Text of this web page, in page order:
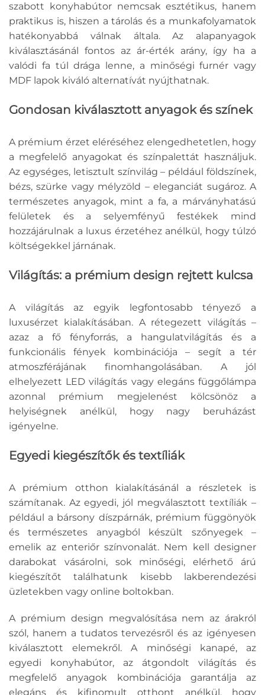
szabott konyhabútor nemcsak esztétikus, hanem
praktikus is, hiszen a tárolás és a munkafolyamatok
hatékonyabbá válnak általa. Az alapanyagok
kiválasztásánál fontos az ár-érték arány, így ha a
valódi fa túl drága lenne, a minőségi furnér vagy
MDF lapok kiváló alternatívát nyújthatnak.
Gondosan kiválasztott anyagok és színek
A prémium érzet eléréséhez elengedhetetlen, hogy
a megfelelő anyagokat és színpalettát használjuk.
Az egységes, letisztult színvilág – például földszínek,
bézs, szürke vagy mélyzöld – eleganciát sugároz. A
természetes anyagok, mint a fa, a márványhatású
felületek és a selyemfényű festékek mind
hozzájárulnak a luxus érzetéhez anélkül, hogy túlzó
költségekkel járnának.
Világítás: a prémium design rejtett kulcsa
A világítás az egyik legfontosabb tényező a
luxusérzet kialakításában. A rétegezett világítás –
azaz a fő fényforrás, a hangulatvilágítás és a
funkcionális fények kombinációja – segít a tér
atmoszférájának finomhangolásában. A jól
elhelyezett LED világítás vagy elegáns függőlámpa
azonnal prémium megjelenést kölcsönöz a
helyiségnek anélkül, hogy nagy beruházást
igényelne.
Egyedi kiegészítők és textíliák
A prémium otthon kialakításánál a részletek is
számítanak. Az egyedi, jól megválasztott textíliák –
például a bársony díszpárnák, prémium függönyök
és természetes anyagból készült szőnyegek –
emelik az enteriőr színvonalát. Nem kell designer
darabokat vásárolni, sok minőségi, elérhető árú
kiegészítőt találhatunk kisebb lakberendezési
üzletekben vagy online boltokban.
A prémium design megvalósítása nem az árakról
szól, hanem a tudatos tervezésről és az igényesen
kiválasztott elemekről. A minőségi kanapé, az
egyedi konyhabútor, az átgondolt világítás és
megfelelő anyagok kombinációja garantálja az
elegáns és kifinomult otthont anélkül, hogy